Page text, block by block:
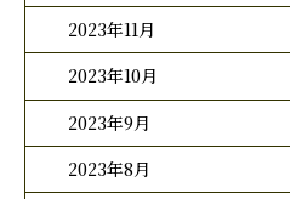
2023年11月
2023年10月
2023年9月
2023年8月